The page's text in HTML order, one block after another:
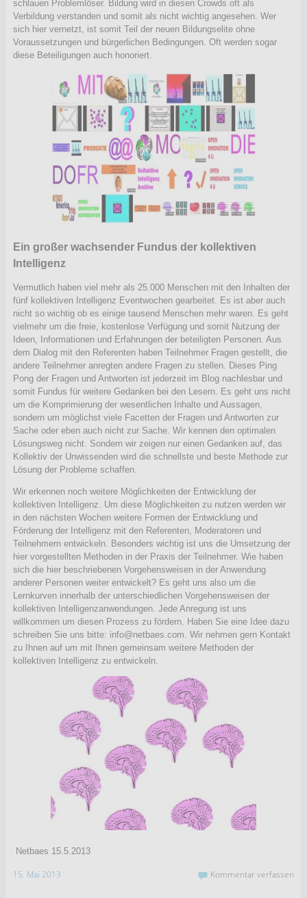
schlauen Problemlöser. Bildung wird in diesen Crowds oft als
Verbildung verstanden und somit als nicht wichtig angesehen. Wer
sich hier vernetzt, ist somit Teil der neuen Bildungselite ohne
Voraussetzungen und bürgerlichen Bedingungen. Oft werden sogar
diese Beteiligungen auch honoriert.
Ein großer wachsender Fundus der kollektiven
Intelligenz
Vermutlich haben viel mehr als 25.000 Menschen mit den Inhalten der
fünf kollektiven Intelligenz Eventwochen gearbeitet. Es ist aber auch
nicht so wichtig ob es einige tausend Menschen mehr waren. Es geht
vielmehr um die freie, kostenlose Verfügung und somit Nutzung der
Ideen, Informationen und Erfahrungen der beteiligten Personen. Aus
dem Dialog mit den Referenten haben Teilnehmer Fragen gestellt, die
andere Teilnehmer anregten andere Fragen zu stellen. Dieses Ping
Pong der Fragen und Antworten ist jederzeit im Blog nachlesbar und
somit Fundus für weitere Gedanken bei den Lesern. Es geht uns nicht
um die Komprimierung der wesentlichen Inhalte und Aussagen,
sondern um möglichst viele Facetten der Fragen und Antworten zur
Sache oder eben auch nicht zur Sache. Wir kennen den optimalen
Lösungsweg nicht. Sondern wir zeigen nur einen Gedanken auf, das
Kollektiv der Unwissenden wird die schnellste und beste Methode zur
Lösung der Probleme schaffen.
Wir erkennen noch weitere Möglichkeiten der Entwicklung der
kollektiven Intelligenz. Um diese Möglichkeiten zu nutzen werden wir
in den nächsten Wochen weitere Formen der Entwicklung und
Förderung der Intelligenz mit den Referenten, Moderatoren und
Teilnehmern entwickeln. Besonders wichtig ist uns die Umsetzung der
hier vorgestellten Methoden in der Praxis der Teilnehmer. Wie haben
sich die hier beschriebenen Vorgehensweisen in der Anwendung
anderer Personen weiter entwickelt? Es geht uns also um die
Lernkurven innerhalb der unterschiedlichen Vorgehensweisen der
kollektiven Intelligenzanwendungen. Jede Anregung ist uns
willkommen um diesen Prozess zu fördern. Haben Sie eine Idee dazu
schreiben Sie uns bitte: info@netbaes.com. Wir nehmen gern Kontakt
zu Ihnen auf um mit Ihnen gemeinsam weitere Methoden der
kollektiven Intelligenz zu entwickeln.
Netbaes 15.5.2013
15. Mai 2013 Kommentar verfassen